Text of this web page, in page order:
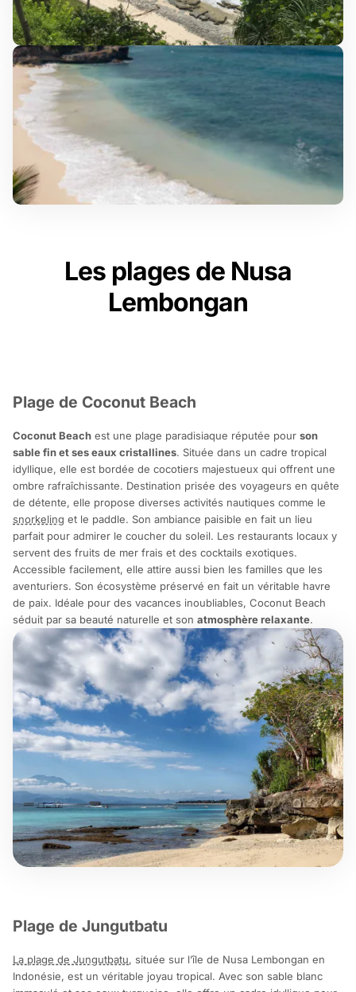
Les plages de Nusa
Lembongan
Plage de Coconut Beach
Coconut Beach est une plage paradisiaque réputée pour son
sable fin et ses eaux cristallines. Située dans un cadre tropical
idyllique, elle est bordée de cocotiers majestueux qui offrent une
ombre rafraîchissante. Destination prisée des voyageurs en quête
de détente, elle propose diverses activités nautiques comme le
snorkeling et le paddle. Son ambiance paisible en fait un lieu
parfait pour admirer le coucher du soleil. Les restaurants locaux y
servent des fruits de mer frais et des cocktails exotiques.
Accessible facilement, elle attire aussi bien les familles que les
aventuriers. Son écosystème préservé en fait un véritable havre
de paix. Idéale pour des vacances inoubliables, Coconut Beach
séduit par sa beauté naturelle et son atmosphère relaxante.
Plage de Jungutbatu
La plage de Jungutbatu, située sur l’île de Nusa Lembongan en
Indonésie, est un véritable joyau tropical. Avec son sable blanc